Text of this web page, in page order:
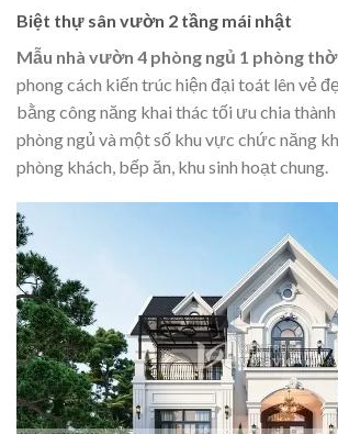
Biệt thự sân vườn 2 tầng mái nhật
Mẫu nhà vườn 4 phòng ngủ 1 phòng thờ
phong cách kiến trúc hiện đại toát lên vẻ
bằng công năng khai thác tối ưu chia
phòng ngủ và một số khu vực chức năng
phòng khách, bếp ăn, khu sinh hoạt chung.